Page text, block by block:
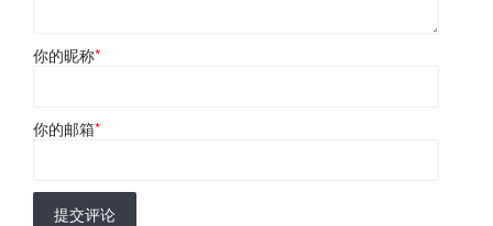
你的昵称*
你的邮箱*
提交评论